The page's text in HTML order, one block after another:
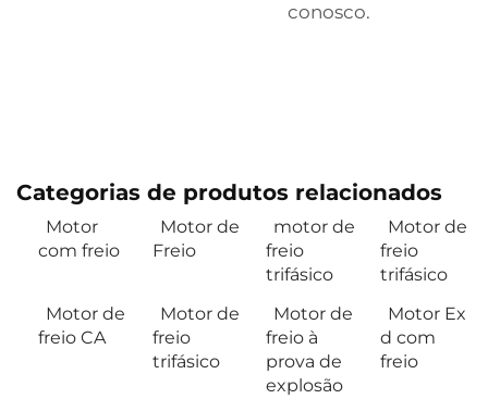
conosco.
Categorias de produtos relacionados
Motor
com freio
Motor de
Freio
motor de
freio
trifásico
Motor de
freio
trifásico
Motor de
freio CA
Motor de
freio
trifásico
Motor de
freio à
prova de
explosão
Motor Ex
d com
freio